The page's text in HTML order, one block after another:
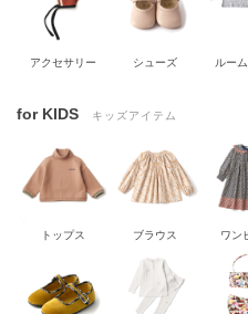
アクセサリー シューズ ルー
for KIDS キッズアイテム
トップス ブラウス ワン